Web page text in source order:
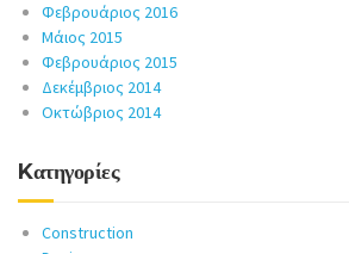
Φεβρουάριος 2016
Μάιος 2015
Φεβρουάριος 2015
Δεκέμβριος 2014
Οκτώβριος 2014
Kατηγορίες
Construction